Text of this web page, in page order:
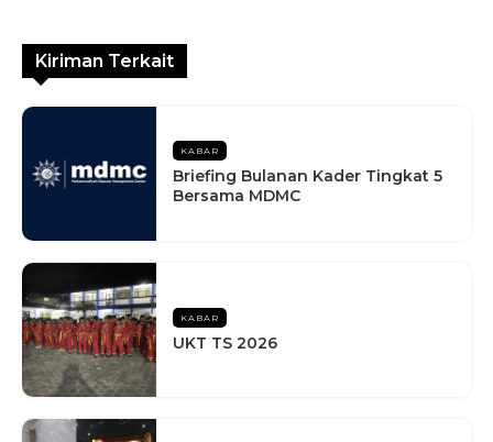
Kiriman Terkait
KABAR
Briefing Bulanan Kader Tingkat 5
Bersama MDMC
KABAR
UKT TS 2026